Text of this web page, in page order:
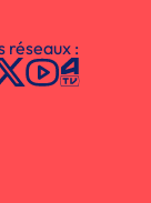
réseaux :